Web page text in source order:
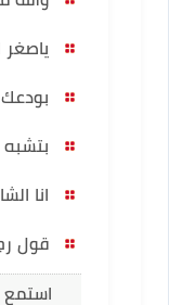
ياصغر
بودعك
بتشبه
انا
قول
استمع